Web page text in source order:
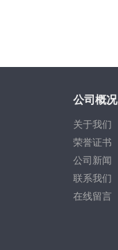
公司概况
关于我们
荣誉证书
公司新闻
联系我们
在线留言